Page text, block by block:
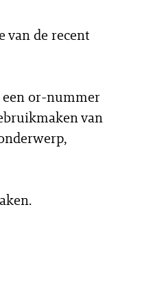
van de recent
or-nummer
van